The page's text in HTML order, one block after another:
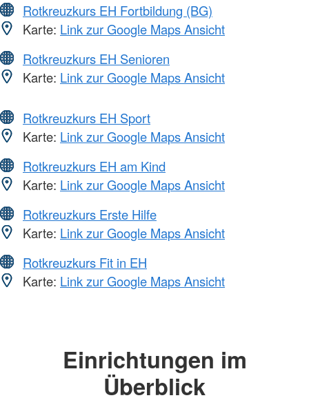
Rotkreuzkurs EH Fortbildung (BG)
Karte: Link zur Google Maps Ansicht
Rotkreuzkurs EH Senioren
Karte: Link zur Google Maps Ansicht
Rotkreuzkurs EH Sport
Karte: Link zur Google Maps Ansicht
Rotkreuzkurs EH am Kind
Karte: Link zur Google Maps Ansicht
Rotkreuzkurs Erste Hilfe
Karte: Link zur Google Maps Ansicht
Rotkreuzkurs Fit in EH
Karte: Link zur Google Maps Ansicht
Einrichtungen im
Überblick